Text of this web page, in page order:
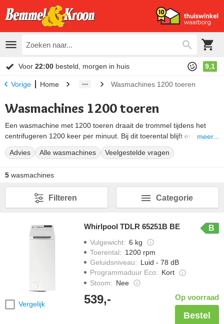
Voor 22:00 besteld, morgen in huis 9,1
Vorige Home Wasmachines 1200 toeren
Wasmachines 1200 toeren
Een wasmachine met 1200 toeren draait de trommel tijdens het
centrifugeren 1200 keer per minuut. Bij dit toerental blijft er na het
wassen ongeveer 52% restvocht in je was achter, iets meer dan bij
een hoger toerental. Het zijn vaakbovenladermodellen, en ze
wie dit toerental de juiste keuze is.
meer...
Advies Alle wasmachines Veelgestelde vragen
5 wasmachines
Categorie
Filteren
Vergelijk
Whirlpool TDLR 65251B BE B
Vulgewicht: 6 kg
Toerental: 1200 rpm
Geluidsniveau: Luid - 78 dB
Programmaduur Eco: Kort
Stoom: Nee
539,- Op voorraad
Bestel